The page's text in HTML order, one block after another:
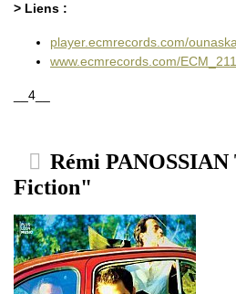
> Liens :
player.ecmrecords.com/
www.ecmrecords.com/
__4__
Rémi
Fiction"